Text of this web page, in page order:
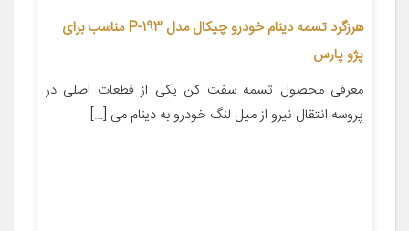
هرزگرد تسمه دینام خودرو چیکال مدل P-193 مناسب برای
پژو پارس
معرفی محصول تسمه سفت کن یکی از قطعات اصلی در
پروسه انتقال نیرو از میل لنگ خودرو به دینام می […]